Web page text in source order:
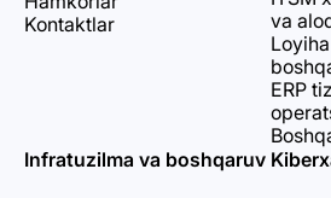
Kontaktlar
va
ERP
Infratuzilma va boshqaruv